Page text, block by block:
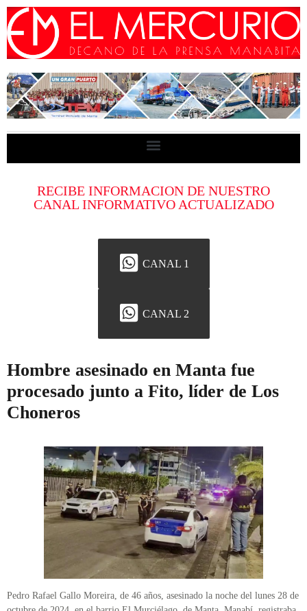
RECIBE INFORMACION DE NUESTRO
CANAL INFORMATIVO ACTUALIZADO
CANAL 1
CANAL 2
Hombre asesinado en Manta fue
procesado junto a Fito, líder de Los
Choneros
Pedro Rafael Gallo Moreira, de 46 años, asesinado la noche del lunes 28 de